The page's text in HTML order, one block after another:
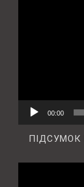
00:00
ПІДСУМОК